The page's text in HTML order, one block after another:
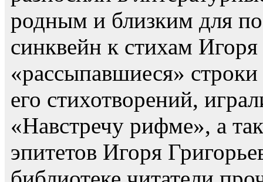
родным и близким для
синквейн к стихам
«рассыпавшиеся»
его стихотворений,
«Навстречу рифме», а
эпитетов Игоря